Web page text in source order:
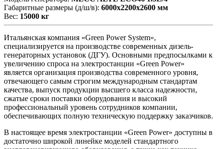
Габаритные размеры (д/ш/в): 6000x2200x2600 мм
Вес: 15000 кг
Итальянская компания «Green Power System»,
специализируется на производстве современных дизель-
генераторных установок (ДГУ). Основными предпосылками к
увеличению спроса на электростанции «Green Power»
является организация производства современного уровня,
отвечающего самым строгим международным стандартам
качества, выпуск продукции высшего класса надежности,
сжатые сроки поставки оборудования и высокий
профессиональный уровень сотрудников компании,
обеспечивающих полную техническую поддержку заказчиков.
В настоящее время электростанции «Green Power» доступны в
достаточно широкой линейке моделей стандартного